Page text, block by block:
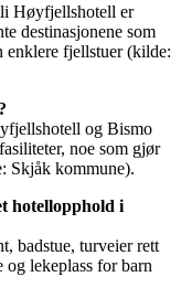
Høyfjellshotell er
destinasjonene som
enklere fjellstuer (kilde:
og Bismo
noe som gjør
Skjåk kommune).
hotellopphold i
badstue, turveier rett
lekeplass for barn